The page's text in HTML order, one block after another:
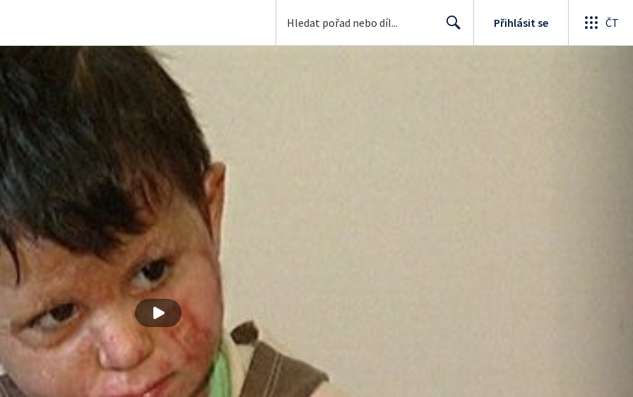
Přihlásit se ČT